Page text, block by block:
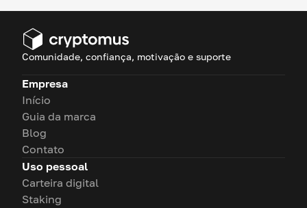
Comunidade, confiança, motivação e suporte
Empresa
Início
Guia da marca
Blog
Contato
Uso pessoal
Carteira digital
Staking